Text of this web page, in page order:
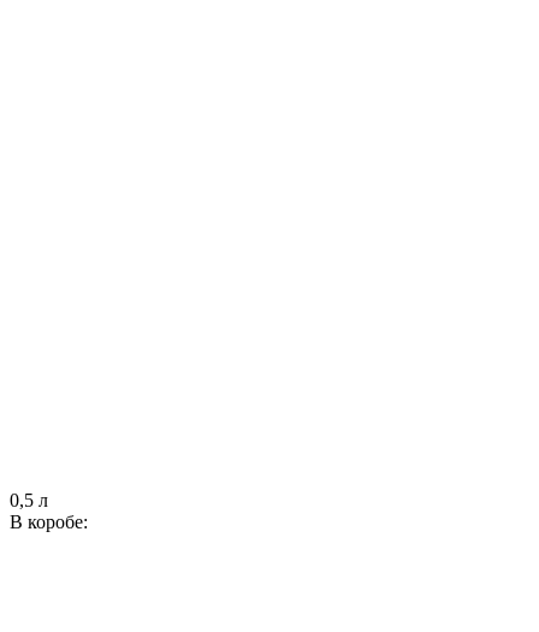
0,5 л
В коробе: